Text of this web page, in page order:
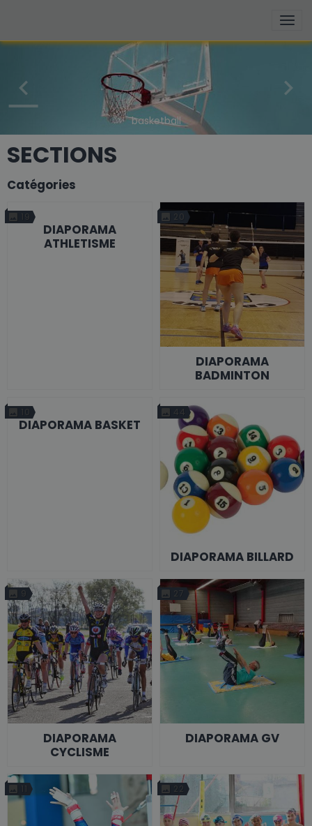
basketball
SECTIONS
Catégories
19
DIAPORAMA
ATHLETISME
20
DIAPORAMA
BADMINTON
10
DIAPORAMA BASKET
44
DIAPORAMA BILLARD
9
DIAPORAMA
CYCLISME
27
DIAPORAMA GV
22